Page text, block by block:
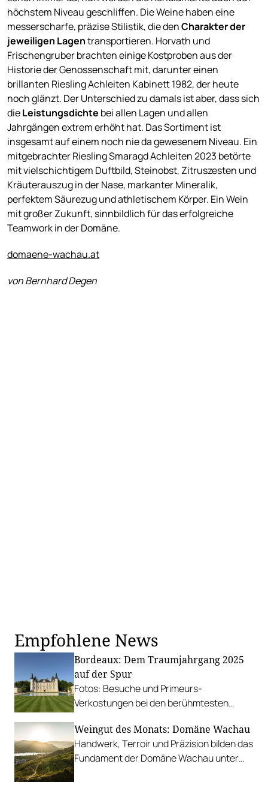
höchstem Niveau geschliffen. Die Weine haben eine
messerscharfe, präzise Stilistik, die denCharakter der
jeweiligen Lagentransportieren. Horvath und
Frischengruber brachten einige Kostproben aus der
Historie der Genossenschaft mit, darunter einen
brillanten Riesling Achleiten Kabinett 1982, der heute
noch glänzt. Der Unterschied zu damals ist aber, dass sich
dieLeistungsdichte bei allen Lagen und allen
Jahrgängen extrem erhöht hat. Das Sortiment ist
insgesamt auf einem noch nie da gewesenem Niveau. Ein
mitgebrachter Riesling Smaragd Achleiten 2023 betörte
mit vielschichtigem Duftbild, Steinobst, Zitruszesten und
Kräuterauszug in der Nase, markanter Mineralik,
perfektem Säurezug und athletischem Körper. Ein Wein
mit großer Zukunft, sinnbildlich für das erfolgreiche
Teamwork in der Domäne.
domaene-wachau.at
von Bernhard Degen
Empfohlene News
Bordeaux: Dem Traumjahrgang 2025
auf der Spur
Fotos: Besuche und Primeurs-
Verkostungen bei den berühmtesten
100-Punkte-Weine.
Weingut des Monats: Domäne Wachau
Handwerk, Terroir und Präzision bilden das
Fundament der Domäne Wachau unter